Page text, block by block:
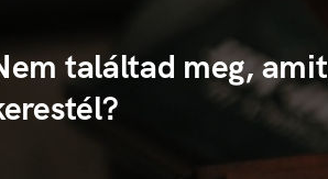
találtad meg, amit